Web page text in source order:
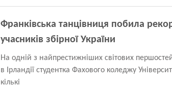
Франківська танцівниця побила
учасників збірної України
На одній з найпрестижніших світових
в Ірландії студентка Фахового коледжу
кількі